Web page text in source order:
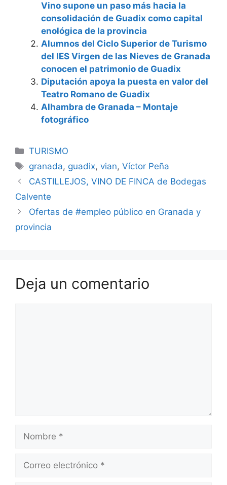
Vino supone un paso más hacia la
consolidación de Guadix como capital
enológica de la provincia
Alumnos del Ciclo Superior de Turismo
del IES Virgen de las Nieves de Granada
conocen el patrimonio de Guadix
Diputación apoya la puesta en valor del
Teatro Romano de Guadix
Alhambra de Granada – Montaje
fotográfico
Categorías
TURISMO
Etiquetas
granada, guadix,vian,Víctor Peña
CASTILLEJOS, VINO DE FINCA de Bodegas
Calvente
Ofertas de #empleo público en Granada y
provincia
Deja un comentario
Nombre
Correo